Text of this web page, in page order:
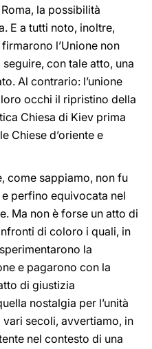
la possibilità
E a tutti noto, inoltre,
l’Unione non
con tale atto, una
Al contrario: l’unione
occhi il ripristino della
Chiesa di Kiev prima
Chiese d’oriente e
come sappiamo, non fu
perfino equivocata nel
Ma non è forse un atto di
di coloro i quali, in
la
e pagarono con la
di giustizia
nostalgia per l’unità
secoli, avvertiamo, in
nel contesto di una